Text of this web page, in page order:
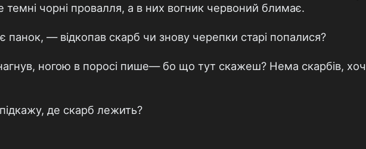
темні чорні провалля, а в них вогник червоний блимає.
— відкопав скарб чи знову черепки старі попалися?
ногою в поросі пише— бо що тут скажеш? Нема скарбів, хоч
де скарб лежить?